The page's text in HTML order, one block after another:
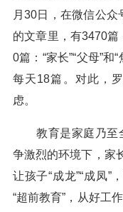
月30日，在微信公众
的文章里，有3470
0篇：“家长”“父母”和
每天18篇。对此，
虑。
教育是家庭乃至全
争激烈的环境下，家
让孩子“成龙”“成凤”
“超前教育”，从好工